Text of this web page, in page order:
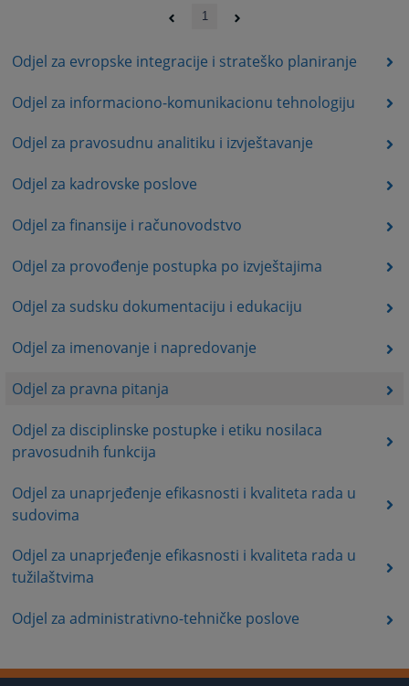
Odjel za evropske integracije i strateško planiranje
Odjel za informaciono-komunikacionu tehnologiju
Odjel za pravosudnu analitiku i izvještavanje
Odjel za kadrovske poslove
Odjel za finansije i računovodstvo
Odjel za provođenje postupka po izvještajima
Odjel za sudsku dokumentaciju i edukaciju
Odjel za imenovanje i napredovanje
Odjel za pravna pitanja
Odjel za disciplinske postupke i etiku nosilaca
pravosudnih funkcija
Odjel za unaprjeđenje efikasnosti i kvaliteta rada u
sudovima
Odjel za unaprjeđenje efikasnosti i kvaliteta rada u
tužilaštvima
Odjel za administrativno-tehničke poslove
1